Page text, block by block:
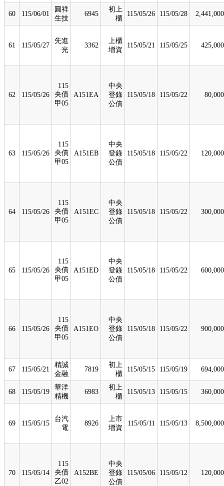
60 115/06/01
圓祥
生技
6945
初上
櫃
115/05/26 115/05/28 2,441,000
61 115/05/27
先進
光
3362
上櫃
增資
115/05/21 115/05/25 425,000
62 115/05/26
115
央債
甲05
A151EA
中央
登錄
公債
115/05/18 115/05/22 80,000
63 115/05/26
115
央債
甲05
A151EB
中央
登錄
公債
115/05/18 115/05/22 120,000
64 115/05/26
115
央債
甲05
A151EC
中央
登錄
公債
115/05/18 115/05/22 300,000
65 115/05/26
115
央債
甲05
A151ED
中央
登錄
公債
115/05/18 115/05/22 600,000
66 115/05/26
115
央債
甲05
A151EO
中央
登錄
公債
115/05/18 115/05/22 900,000
67 115/05/21
精誠
金融
7819
初上
櫃
115/05/15 115/05/19 694,000
68 115/05/19
華洋
精機
6983
初上
櫃
115/05/13 115/05/15 360,000
69 115/05/15
台汽
電
8926
上市
增資
115/05/11 115/05/13 8,500,000
70 115/05/14
115
央債
乙02
A152BE
中央
登錄
公債
115/05/06 115/05/12 120,000